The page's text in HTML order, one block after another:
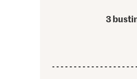
3